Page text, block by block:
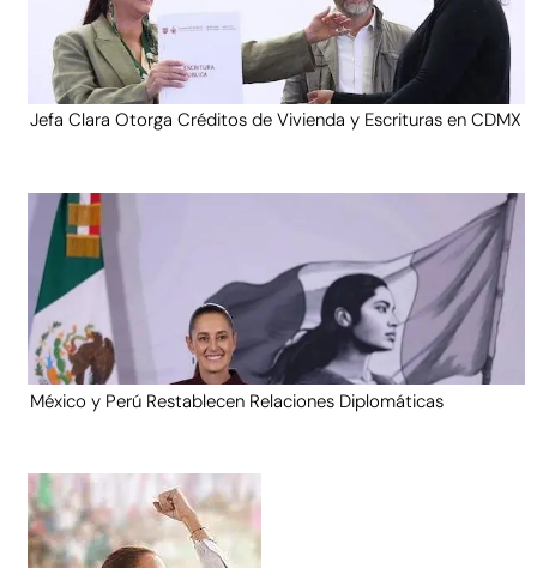
Jefa Clara Otorga Créditos de Vivienda y Escrituras en CDMX
México y Perú Restablecen Relaciones Diplomáticas